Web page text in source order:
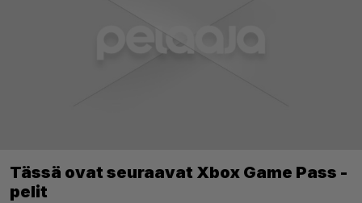
Tässä ovat seuraavat Xbox Game Pass -
pelit